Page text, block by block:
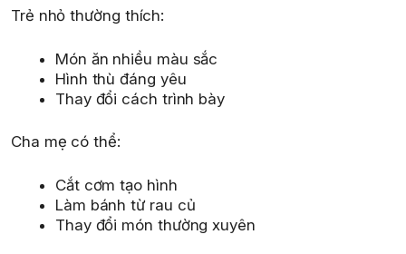
Trẻ nhỏ thường thích:
Món ăn nhiều màu sắc
Hình thù đáng yêu
Thay đổi cách trình bày
Cha mẹ có thể:
Cắt cơm tạo hình
Làm bánh từ rau củ
Thay đổi món thường xuyên